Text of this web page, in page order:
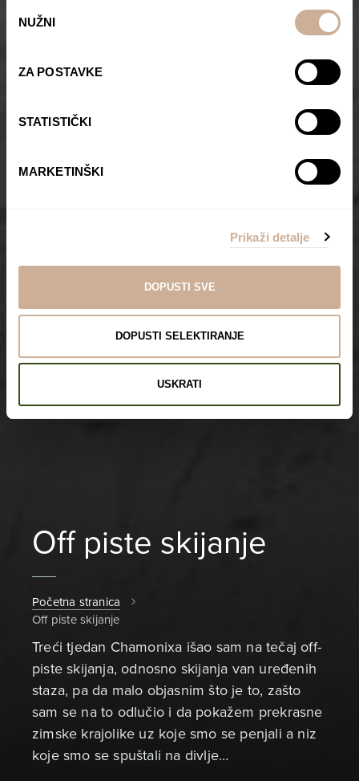
pristanka
NUŽNI
ZA POSTAVKE
STATISTIČKI
MARKETINŠKI
Prikaži detalje
DOPUSTI SVE
DOPUSTI SELEKTIRANJE
USKRATI
Off piste skijanje
Početna stranica
Off piste skijanje
Treći tjedan Chamonixa išao sam na tečaj off-
piste skijanja, odnosno skijanja van uređenih
staza, pa da malo objasnim što je to, zašto
sam se na to odlučio i da pokažem prekrasne
zimske krajolike uz koje smo se penjali a niz
koje smo se spuštali na divlje…